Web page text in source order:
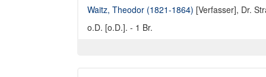
Waitz, Theodor (1821-1864) [Verfasser], Dr.
o.D. [o.D.]. - 1 Br.